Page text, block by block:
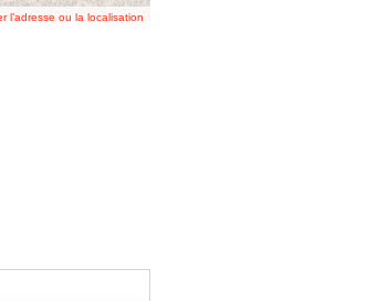
l’adresse ou la localisation